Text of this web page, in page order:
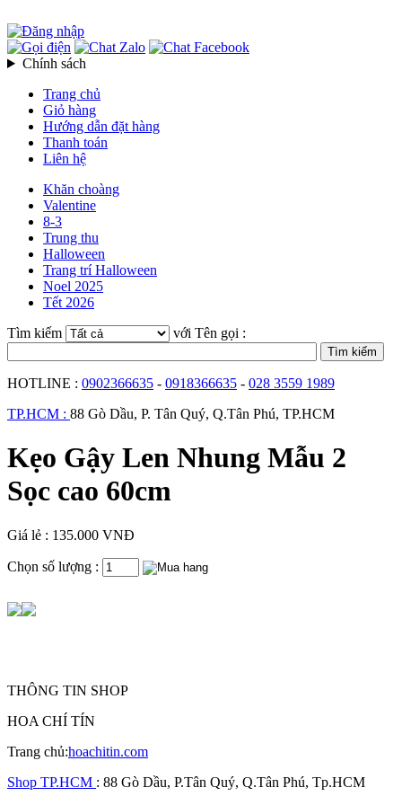
Chính sách
Trang chủ
Giỏ hàng
Hướng dẫn đặt hàng
Thanh toán
Liên hệ
Khăn choàng
Valentine
8-3
Trung thu
Halloween
Trang trí Halloween
Noel 2025
Tết 2026
Tìm kiếm
với Tên gọi :
HOTLINE : 0902366635 - 0918366635 - 028 3559 1989
TP.HCM : 88 Gò Dầu, P. Tân Quý, Q.Tân Phú, TP.HCM
Kẹo Gậy Len Nhung Mẫu 2
Sọc cao 60cm
Giá lẻ : 135.000 VNĐ
Chọn số lượng :
THÔNG TIN SHOP
HOA CHÍ TÍN
Trang chủ:hoachitin.com
Shop TP.HCM : 88 Gò Dầu, P.Tân Quý, Q.Tân Phú, Tp.HCM